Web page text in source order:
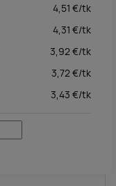
4,51 €/tk
4,31 €/tk
3,92€/tk
3,72€/tk
3,43 €/tk